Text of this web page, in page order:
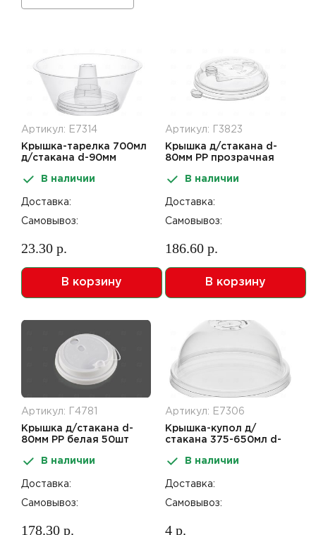
Артикул: Е7314
Крышка-тарелка 700мл
д/стакана d-90мм
В наличии
Доставка:
Самовывоз:
23.30 р.
В корзину
Артикул: Г3823
Крышка д/стакана d-
80мм PP прозрачная
В наличии
Доставка:
Самовывоз:
186.60 р.
В корзину
Артикул: Г4781
Крышка д/стакана d-
80мм PP белая 50шт
В наличии
Доставка:
Самовывоз:
178.30 р.
Артикул: Е7306
Крышка-купол д/
стакана 375-650мл d-
отверстием
В наличии
Доставка:
Самовывоз:
4 р.